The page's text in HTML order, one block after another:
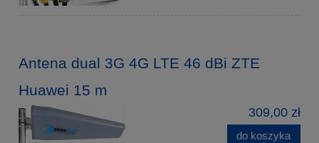
Antena dual 3G 4G LTE 46 dBi ZTE
Huawei 15 m
309,00 zł
do koszyka